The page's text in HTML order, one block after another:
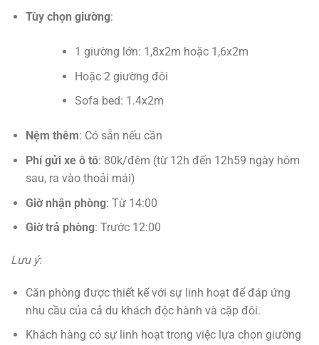
Tùy chọn giường:
1 giường lớn: 1,8x2m hoặc 1,6x2m
Hoặc 2 giường đôi
Sofa bed: 1.4x2m
Nệm thêm: Có sẵn nếu cần
Phí gửi xe ô tô: 80k/đêm (từ 12h đến 12h59 ngày hôm
sau, ra vào thoải mái)
Giờ nhận phòng: Từ 14:00
Giờ trả phòng: Trước 12:00
Lưu ý:
Căn phòng được thiết kế với sự linh hoạt để đáp ứng
nhu cầu của cả du khách độc hành và cặp đôi.
Khách hàng có sự linh hoạt trong việc lựa chọn giường